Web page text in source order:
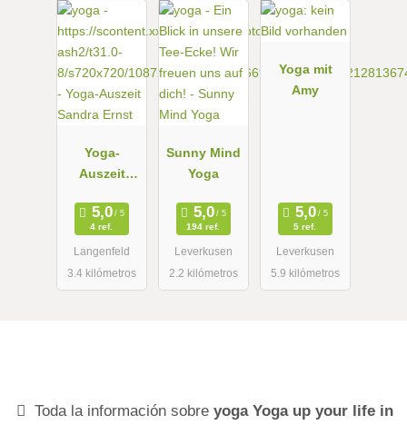
Yoga-
Auszeit
4 ref.
Langenfeld
3.4 kilómetros
Sunny Mind
Yoga
194 ref.
Leverkusen
2.2 kilómetros
Yoga mit
Amy
5 ref.
Leverkusen
5.9 kilómetros
Toda la información sobreyoga Yoga up your life in